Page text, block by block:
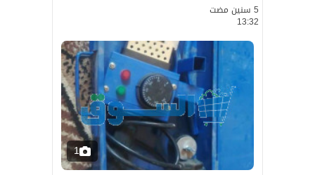
5 سنين مضت
13:32
1